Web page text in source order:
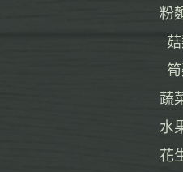
粉
蔬
水
花